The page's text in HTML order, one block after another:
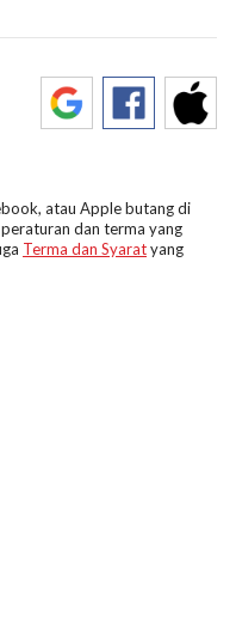
atau Apple butang di
dan terma yang
Terma dan Syaratyang